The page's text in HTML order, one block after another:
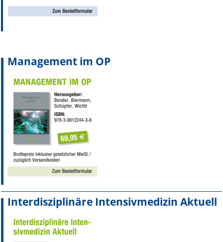
Online First
Mediadaten
Autoren-Service
Bestell-Service
Stellenmarkt
Kongresskalender
Management im OP
Interdisziplinäre Intensivmedizin Aktuell